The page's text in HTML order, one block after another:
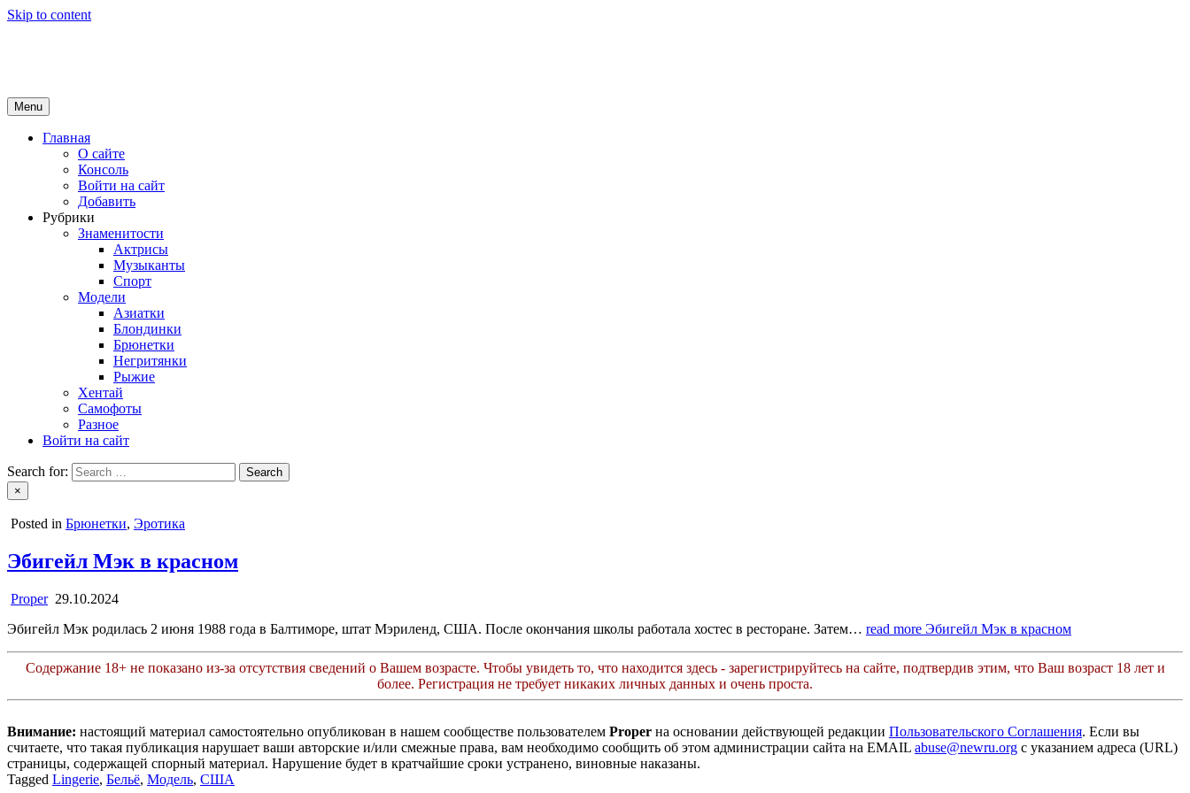
Skip to content
Menu
Главная
О сайте
Консоль
Войти на сайт
Добавить
Рубрики
Знаменитости
Актрисы
Музыканты
Спорт
Модели
Азиатки
Блондинки
Брюнетки
Негритянки
Рыжие
Хентай
Самофоты
Разное
Войти на сайт
Search for:
×
Posted in Брюнетки, Эротика
Эбигейл Мэк в красном
Proper 29.10.2024
Эбигейл Мэк родилась 2 июня 1988 года в Балтиморе, штат Мэриленд, США. После окончания школы работала хостес в ресторане. Затем… read more Эбигейл Мэк в красном
Содержание 18+ не показано из-за отсутствия сведений о Вашем возрасте. Чтобы увидеть то, что находится здесь - зарегистрируйтесь на сайте, подтвердив этим, что Ваш возраст 18 лет и
более. Регистрация не требует никаких личных данных и очень проста.
Внимание: настоящий материал самостоятельно опубликован в нашем сообществе пользователем Proper на основании действующей редакции Пользовательского Соглашения. Если вы
считаете, что такая публикация нарушает ваши авторские и/или смежные права, вам необходимо сообщить об этом администрации сайта на EMAIL abuse@newru.org с указанием адреса (URL)
страницы, содержащей спорный материал. Нарушение будет в кратчайшие сроки устранено, виновные наказаны.
Tagged Lingerie, Бельё, Модель, США